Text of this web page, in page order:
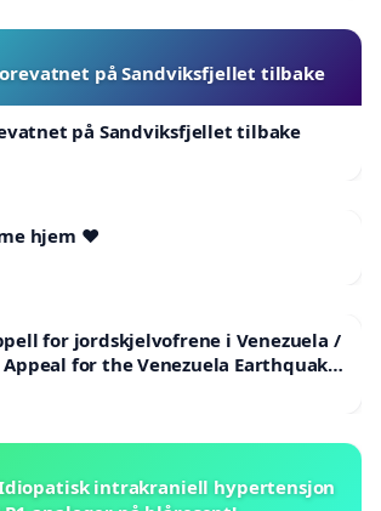
på Sandviksfjellet tilbake
på Sandviksfjellet tilbake
hjem ❤️
for jordskjelvofrene i Venezuela /
for the Venezuela Earthquake
Idiopatisk intrakraniell hypertensjon